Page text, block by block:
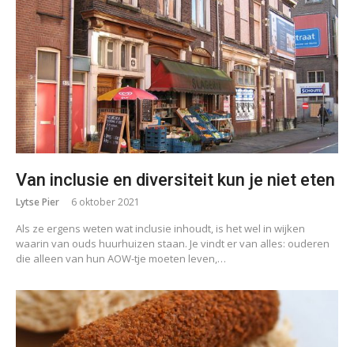
Van inclusie en diversiteit kun je niet eten
Lytse Pier 6 oktober 2021
Als ze ergens weten wat inclusie inhoudt, is het wel in wijken
waarin van ouds huurhuizen staan. Je vindt er van alles: ouderen
die alleen van hun AOW-tje moeten leven,…